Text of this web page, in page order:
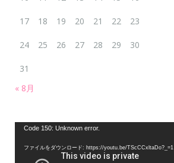
17 18 19 20 21 22 23
24 25 26 27 28 29 30
31
« 8月
Code 150: Unknown error.
ファイルをダウンロード: https://youtu.be/TScCCxltaDo?_=1